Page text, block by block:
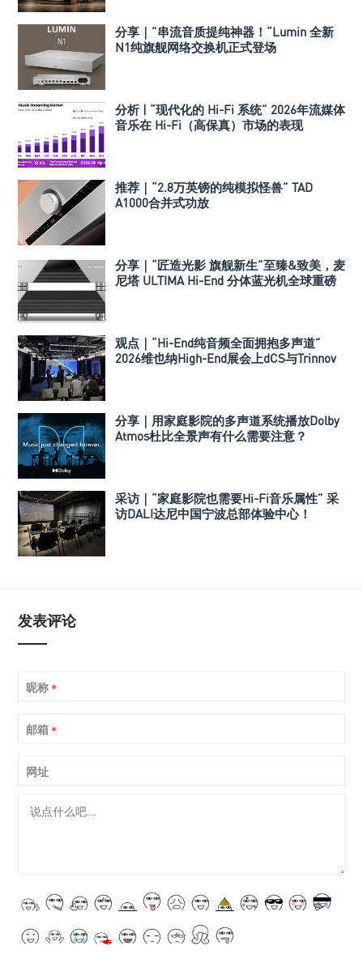
分享｜”串流音质提纯神器！“Lumin 全新
N1纯旗舰网络交换机正式登场
分析 | “现代化的 Hi-Fi 系统” 2026年流媒体
音乐在 Hi-Fi（高保真）市场的表现
推荐｜“2.8万英镑的纯模拟怪兽” TAD
A1000合并式功放
分享｜“匠造光影 旗舰新生”至臻&致美，麦
尼塔 ULTIMA Hi-End 分体蓝光机全球重磅
观点｜“Hi-End纯音频全面拥抱多声道”
2026维也纳High-End展会上dCS与Trinnov
分享｜用家庭影院的多声道系统播放Dolby
Atmos杜比全景声有什么需要注意？
采访｜“家庭影院也需要Hi-Fi音乐属性” 采
访DALI达尼中国宁波总部体验中心！
发表评论
昵称 *
邮箱 *
网址